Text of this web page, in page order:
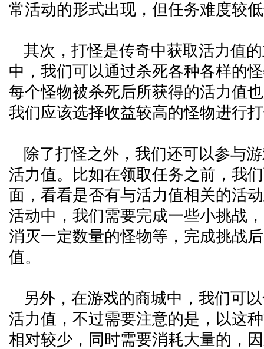
常活动的形式出现，但任务难度较
其次，打怪是传奇中获取活力值
中，我们可以通过杀死各种各样的
每个怪物被杀死后所获得的活力值
我们应该选择收益较高的怪物进行
除了打怪之外，我们还可以参与
活力值。比如在领取任务之前，我
面，看看是否有与活力值相关的活
活动中，我们需要完成一些小挑战
消灭一定数量的怪物等，完成挑战
值。
另外，在游戏的商城中，我们可
活力值，不过需要注意的是，以这
相对较少，同时需要消耗大量的，